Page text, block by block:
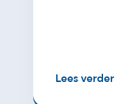
Lees verder